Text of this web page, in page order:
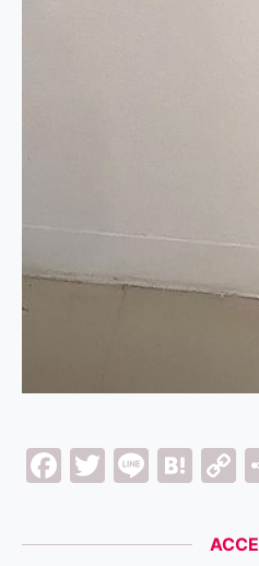
Facebook
Twitter
Line